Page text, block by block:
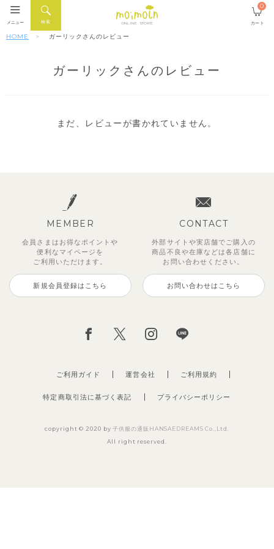
ONLINE STORE
検索
メニュー カート
0
HOME ガーリックさんのレビュー
ガーリックさんのレビュー
まだ、レビューが書かれていません。
MEMBER
会員さまはお得なポイントや
便利な マイページを
ご利用いただけます。
新規会員登録はこちら
CONTACT
外部サイトや実店舗でご購入の
商品不良や在庫などは各店舗に
お問い合わせください。
お問い合わせはこちら
ご利用ガイド 運営会社
特定商取引法に基づく表記 プライバシーポリシー
ご利用規約
copyright © 2020 by子供服の通販HANSAEDREAMS Co.,Ltd.
All right reserved.